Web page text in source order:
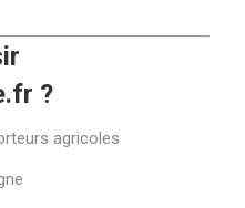
?
agricoles